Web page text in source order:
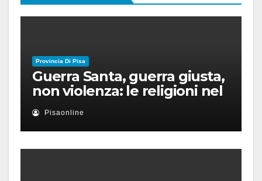
Provincia Di Pisa
Guerra Santa, guerra giusta,
non violenza: le religioni nel
nuovo disordine mondiale
Pisaonline